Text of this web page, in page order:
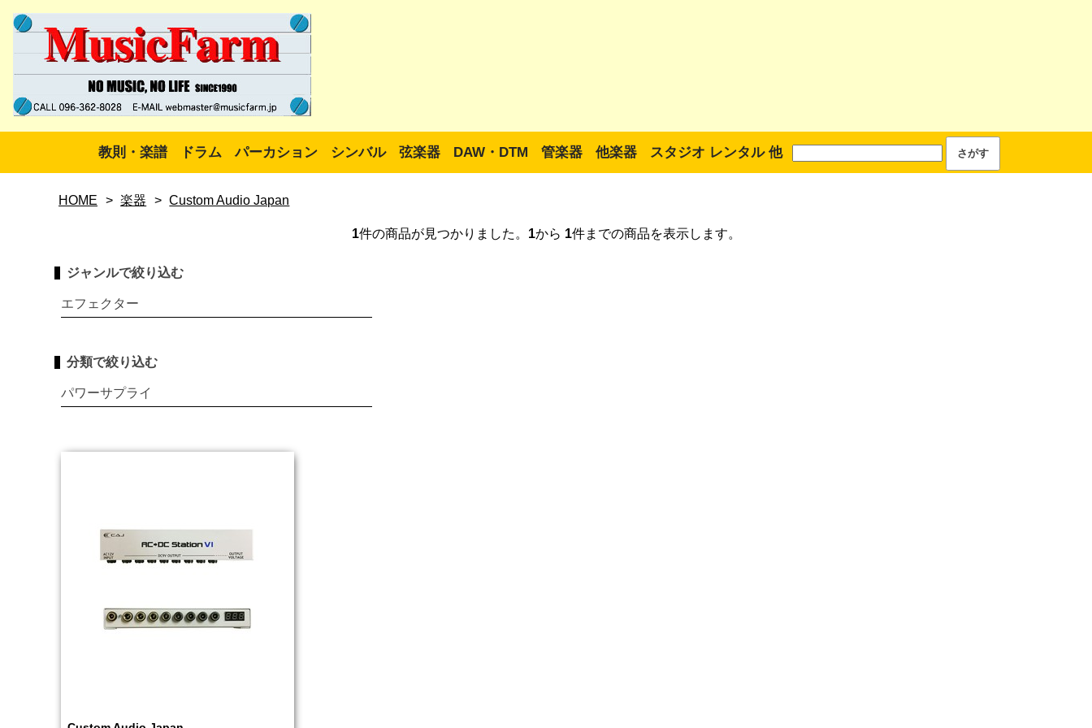
教則・楽譜 ドラム パーカション シンバル 弦楽器 DAW・DTM 管楽器 他楽器 スタジオ レンタル 他
HOME > 楽器 > Custom Audio Japan
1件の商品が見つかりました。 1から 1件までの商品を表示します。
ジャンルで絞り込む
エフェクター
分類で絞り込む
パワーサプライ